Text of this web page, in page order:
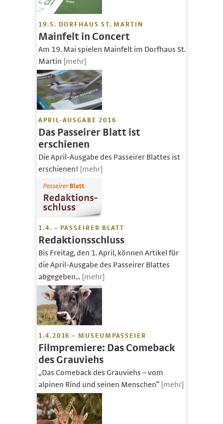
19.5. DORFHAUS ST. MARTIN
Mainfelt in Concert
Am 19. Mai spielen Mainfelt im Dorfhaus St.
Martin [mehr]
APRIL-AUSGABE 2016
Das Passeirer Blatt ist
erschienen
Die April-Ausgabe des Passeirer Blattes ist
erschienen! [mehr]
1.4. – PASSEIRER BLATT
Redaktionsschluss
Bis Freitag, den 1. April, können Artikel für
die April-Ausgabe des Passeirer Blattes
abgegeben... [mehr]
1.4.2016 – MUSEUMPASSEIER
Filmpremiere: Das Comeback
des Grauviehs
„Das Comeback des Grauviehs – vom
alpinen Rind und seinen Menschen“ [mehr]